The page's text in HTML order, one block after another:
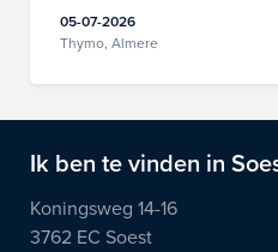
05-07-2026
Thymo, Almere
Ik ben te vinden in
Koningsweg 14-16
3762 EC Soest